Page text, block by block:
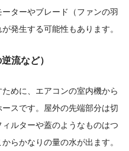
ターやブレード（ファンの羽
発生する可能性もあります。
流など）
めに、エアコンの室内機から
スです。屋外の先端部分は切
ルターや蓋のようなものはつ
らかなりの量の水が出ます。